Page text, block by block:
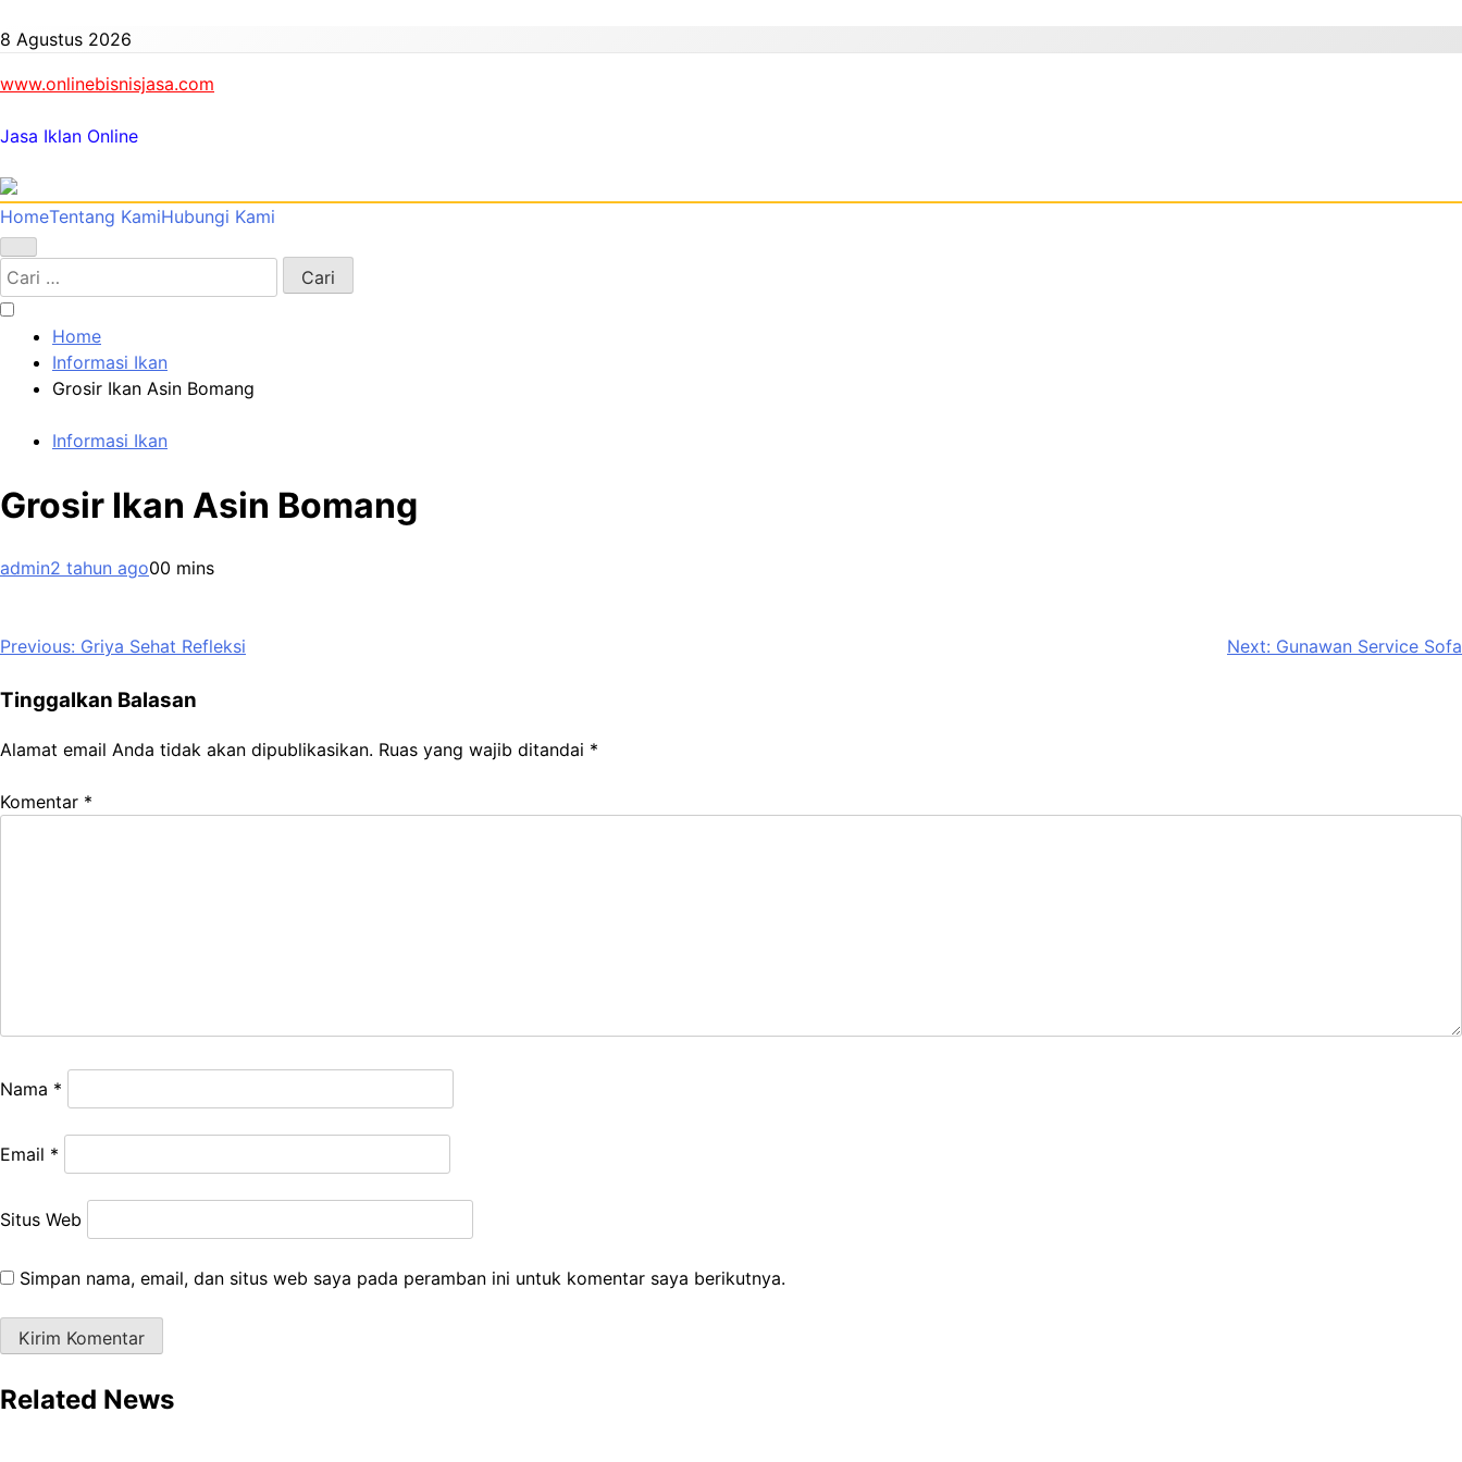
to
8 Agustus 2026
www.onlinebisnisjasa.com
Jasa Iklan Online
HomeTentang KamiHubungi Kami
Cari
untuk:
Home
Informasi Ikan
Grosir Ikan Asin Bomang
Informasi Ikan
Grosir Ikan Asin Bomang
admin2 tahun ago00 mins
Navigasi
pos
Previous: Griya Sehat Refleksi Next: Gunawan Service Sofa
Tinggalkan Balasan
Alamat email Anda tidak akan dipublikasikan. Ruas yang wajib ditandai *
Komentar *
Nama *
Email *
Situs Web
Simpan nama, email, dan situs web saya pada peramban ini untuk komentar saya berikutnya.
Related News